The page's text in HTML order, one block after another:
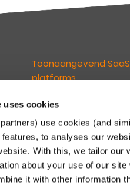
uses cookies
use cookies (and
to analyses our
With this, we tailor our
about your use of our
it with other information
Toonaangevend
platforms
Wij geloven dat
verzekerings- en
kan veranderen. En
klanten mogelijk om te
tegelijkertijd
in een steeds